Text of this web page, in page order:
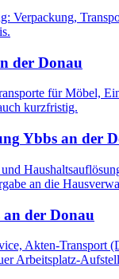
Verpackung,
der Donau
für Möbel,
kurzfristig.
Ybbs an der
an die
an der Donau
Akten-Transport
Arbeitsplatz-